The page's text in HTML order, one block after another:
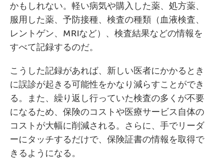
かもしれない。軽い病気や購入した薬、処方薬、
服用した薬、予防接種、検査の種類（血液検査、
レントゲン、MRIなど）、検査結果などの情報を
すべて記録するのだ。
こうした記録があれば、新しい医者にかかるとき
に誤診が起きる可能性をかなり減らすことができ
る。また、繰り返し行っていた検査の多くが不要
になるため、保険のコストや医療サービス自体の
コストが大幅に削減される。さらに、手でリーダ
ーにタッチするだけで、保険証書の情報を取得で
きるようになる。